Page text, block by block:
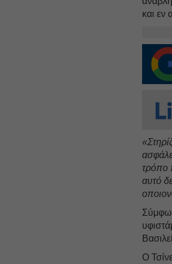
και εν
τρόπο
αυτό
Ο